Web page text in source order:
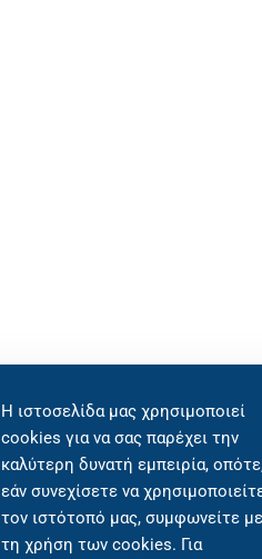
Η ιστοσελίδα μας χρησιμοποιεί
cookies για να σας παρέχει την
καλύτερη δυνατή εμπειρία,
εάν συνεχίσετε να
τον ιστότοπό μας, συμφωνείτε με
τη χρήση των cookies. Για